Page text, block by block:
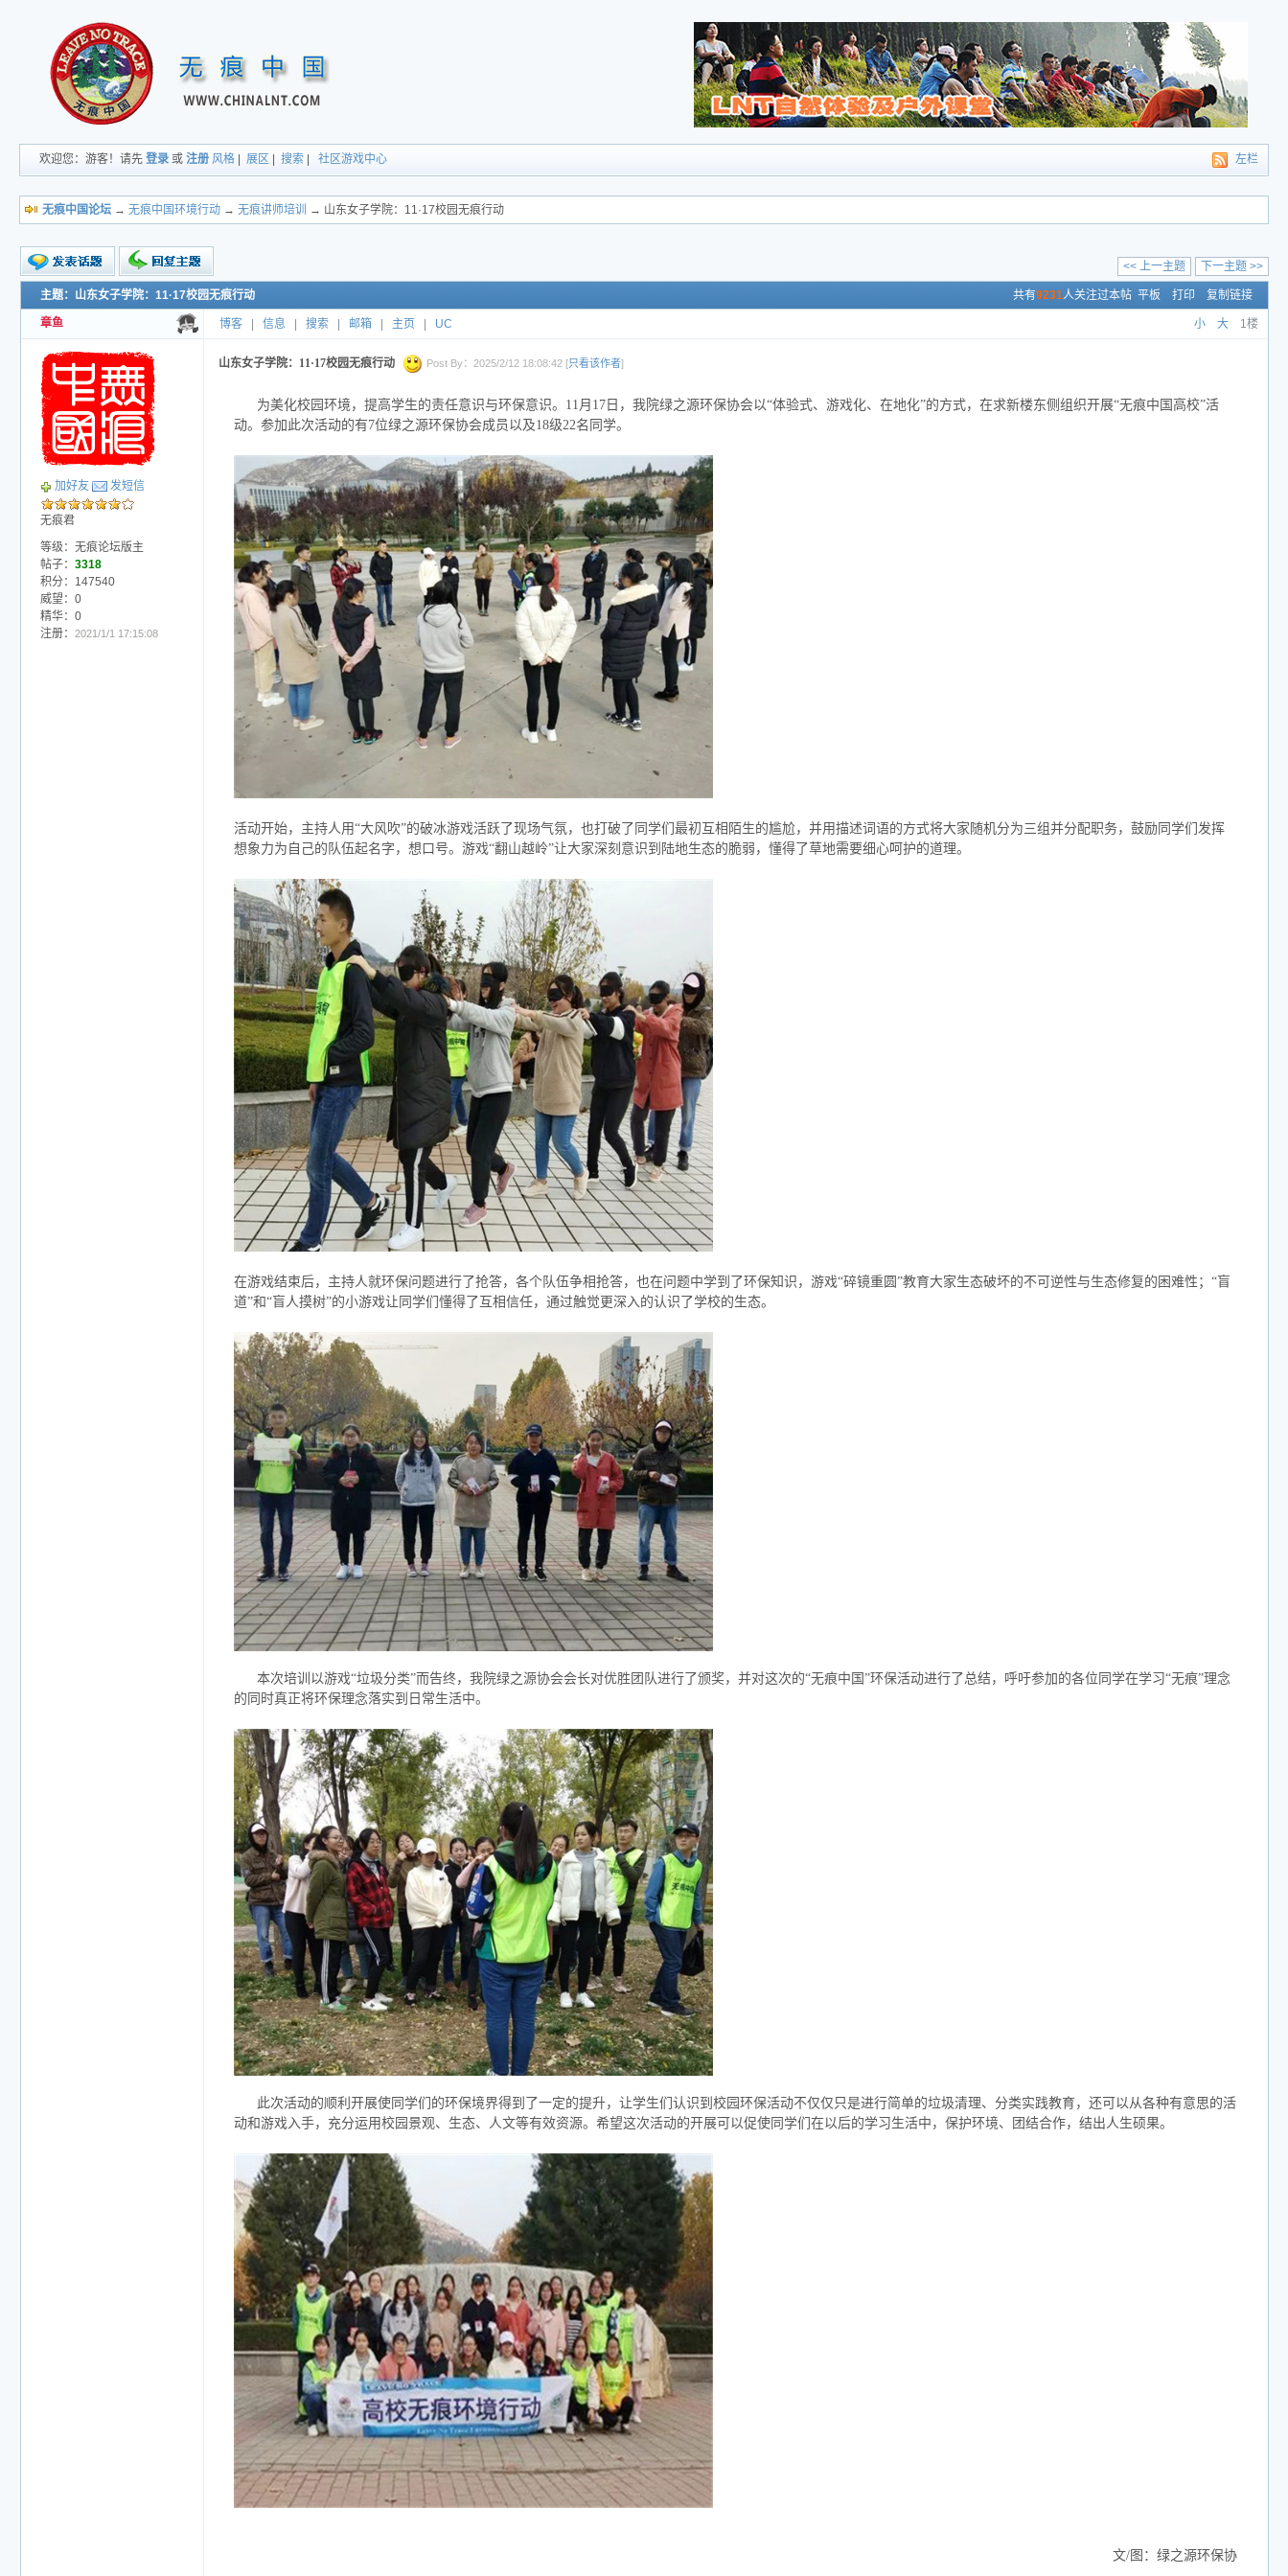
左栏
欢迎您：游客！请先登录 或注册 风格 |展区 |搜索 社区游戏中心
无痕中国论坛 →无痕中国环境行动 →无痕讲师培训 → 山东女子学院：11·17校园无痕行动
新的主题
投票帖
交易帖
小字报
下一主题 >>
<< 上一主题
共有9231人关注过本帖 平板 打印 复制链接
主题：山东女子学院：11·17校园无痕行动
章鱼 小 大 1楼
博客 信息 搜索 邮箱 主页 UC
加好友 发短信
无痕君
等级：无痕论坛版主
帖子： 3318
积分：147540
威望：0
精华：0
注册：
2021/1/1 17:15:08
山东女子学院：11·17校园无痕行动 Post By：2025/2/12 18:08:42 [只看该作者]
为美化校园环境，提高学生的责任意识与环保意识。11月17日，我院绿之源环保协会以“体验式、游戏化、在地化”的方式，在求新楼东侧组织开展“无痕中国高校”活
动。参加此次活动的有7位绿之源环保协会成员以及18级22名同学。
活动开始，主持人用“大风吹”的破冰游戏活跃了现场气氛，也打破了同学们最初互相陌生的尴尬，并用描述词语的方式将大家随机分为三组并分配职务，鼓励同学们发挥
想象力为自己的队伍起名字，想口号。游戏“翻山越岭”让大家深刻意识到陆地生态的脆弱，懂得了草地需要细心呵护的道理。
在游戏结束后，主持人就环保问题进行了抢答，各个队伍争相抢答，也在问题中学到了环保知识，游戏“碎镜重圆”教育大家生态破坏的不可逆性与生态修复的困难性；“盲
道”和“盲人摸树”的小游戏让同学们懂得了互相信任，通过触觉更深入的认识了学校的生态。
本次培训以游戏“垃圾分类”而告终，我院绿之源协会会长对优胜团队进行了颁奖，并对这次的“无痕中国”环保活动进行了总结，呼吁参加的各位同学在学习“无痕”理念
的同时真正将环保理念落实到日常生活中。
此次活动的顺利开展使同学们的环保境界得到了一定的提升，让学生们认识到校园环保活动不仅仅只是进行简单的垃圾清理、分类实践教育，还可以从各种有意思的活
动和游戏入手，充分运用校园景观、生态、人文等有效资源。希望这次活动的开展可以促使同学们在以后的学习生活中，保护环境、团结合作，结出人生硕果。
文/图：绿之源环保协